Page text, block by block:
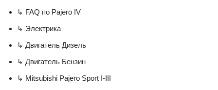
↳ FAQ по Pajero IV
↳ Электрика
↳ Двигатель Дизель
↳ Двигатель Бензин
↳ Mitsubishi Pajero Sport I-III